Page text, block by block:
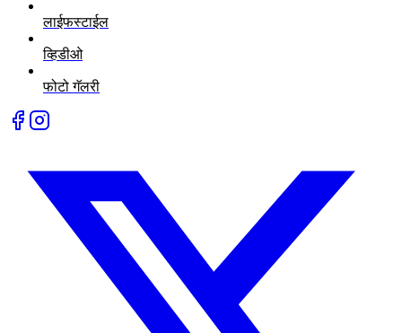
लाईफस्टाईल
व्हिडीओ
फोटो गॅलरी